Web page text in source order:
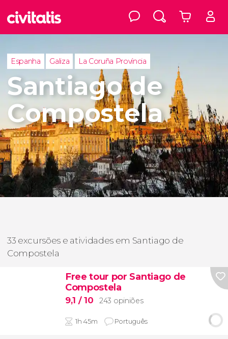
Espanha Galiza La Coruña Província
Santiago de
Compostela
33 excursões e atividades em Santiago de
Compostela
Free tour por Santiago de
Compostela
9,1 / 10 243 opiniões
1h 45m Português